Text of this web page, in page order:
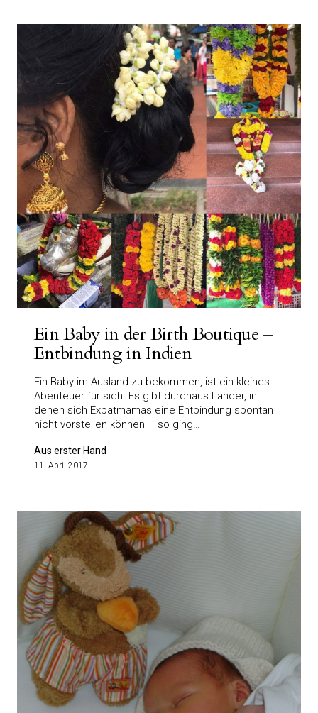
Ein Baby in der Birth Boutique –
Entbindung in Indien
Ein Baby im Ausland zu bekommen, ist ein kleines
Abenteuer für sich. Es gibt durchaus Länder, in
denen sich Expatmamas eine Entbindung spontan
nicht vorstellen können – so ging…
Aus erster Hand
11. April 2017